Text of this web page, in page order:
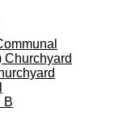
Churchyard
B